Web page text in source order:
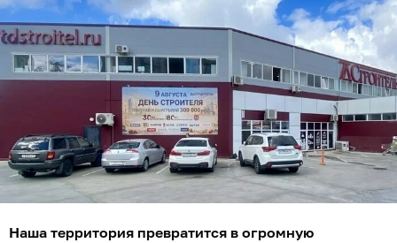
Наша территория превратится в огромную